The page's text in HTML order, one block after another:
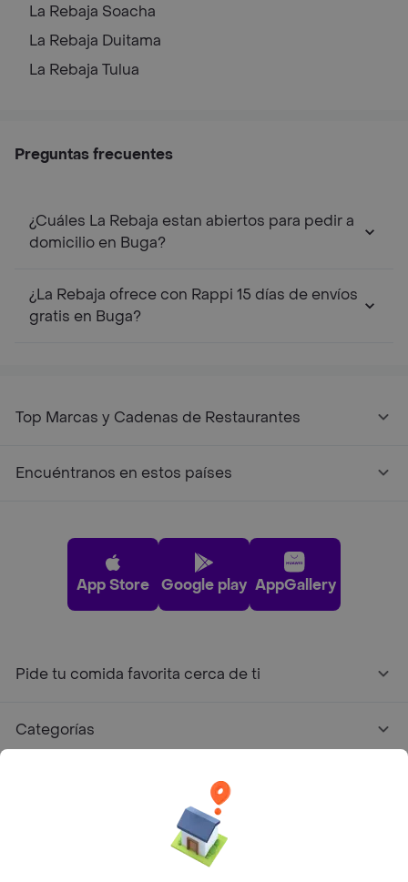
La Rebaja Soacha
La Rebaja Duitama
La Rebaja Tulua
Preguntas frecuentes
¿Cuáles La Rebaja estan abiertos para pedir a
domicilio en Buga?
¿La Rebaja ofrece con Rappi 15 días de envíos
gratis en Buga?
Top Marcas y Cadenas de Restaurantes
Encuéntranos en estos países
App Store Google play AppGallery
Pide tu comida favorita cerca de ti
Categorías